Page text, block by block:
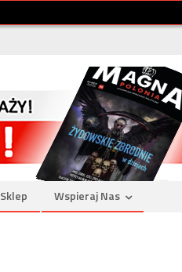
Sklep Wspieraj Nas